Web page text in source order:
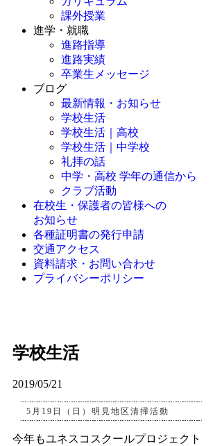
課外授業
進学・就職
進路指導
進路実績
卒業生メッセージ
ブログ
最新情報・お知らせ
学校生活
学校生活｜高校
学校生活｜中学校
礼拝の話
中学・高校 学年の通信から
クラブ活動
在校生・保護者の皆様への
お知らせ
各種証明書の発行申請
交通アクセス
資料請求・お問い合わせ
プライバシーポリシー
学校生活
2019/05/21
5月19日（日）明見地区清掃活動
今年もユネスコスクールプロジェクト